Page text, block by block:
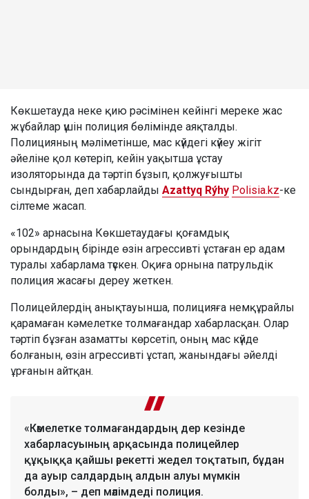
Көкшетауда неке қию рәсімінен кейінгі мереке жас
жұбайлар үшін полиция бөлімінде аяқталды.
Полицияның мәліметінше, мас күйдегі күйеу жігіт
әйеліне қол көтеріп, кейін уақытша ұстау
изоляторында да тәртіп бұзып, қолжуғышты
сындырған, деп хабарлайды Azattyq Rýhy Polisia.kz-ке
сілтеме жасап.
«102» арнасына Көкшетаудағы қоғамдық
орындардың бірінде өзін агрессивті ұстаған ер адам
туралы хабарлама түскен. Оқиға орнына патрульдік
полиция жасағы дереу жеткен.
Полицейлердің анықтауынша, полицияға немқұрайлы
қарамаған кәмелетке толмағандар хабарласқан. Олар
тәртіп бұзған азаматты көрсетіп, оның мас күйде
болғанын, өзін агрессивті ұстап, жанындағы әйелді
ұрғанын айтқан.
«Кәмелетке толмағандардың дер кезінде
хабарласуының арқасында полицейлер
құқыққа қайшы әрекетті жедел тоқтатып, бұдан
да ауыр салдардың алдын алуы мүмкін
болды», – деп мәлімдеді полиция.